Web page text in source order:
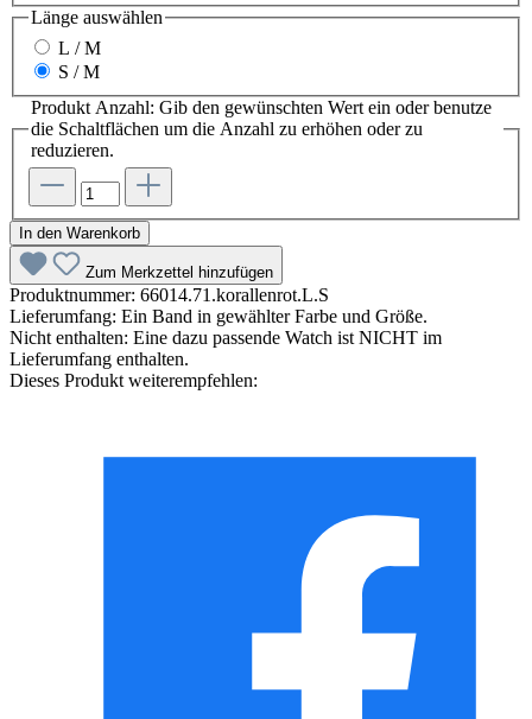
Länge auswählen
L / M
S / M
Produkt Anzahl: Gib den gewünschten Wert ein oder benutze
die Schaltflächen um die Anzahl zu erhöhen oder zu
reduzieren.
In den Warenkorb
Zum Merkzettel hinzufügen
Produktnummer: 66014.71.korallenrot.L.S
Lieferumfang: Ein Band in gewählter Farbe und Größe.
Nicht enthalten: Eine dazu passende Watch ist NICHT im
Lieferumfang enthalten.
Dieses Produkt weiterempfehlen: